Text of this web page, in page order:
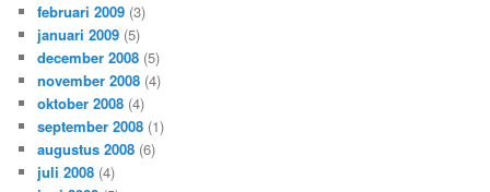
februari 2009 (3)
januari 2009 (5)
december 2008 (5)
november 2008 (4)
oktober 2008 (4)
september 2008 (1)
augustus 2008 (6)
juli 2008 (4)